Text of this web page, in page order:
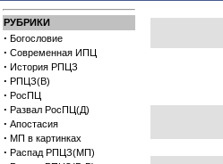
РУБРИКИ
· Богословие
· Современная ИПЦ
· История РПЦЗ
· РПЦЗ(В)
· РосПЦ
· Развал РосПЦ(Д)
· Апостасия
· МП в картинках
· Распад РПЦЗ(МП)